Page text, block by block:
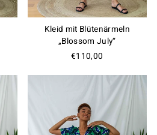
Kleid mit Blütenärmeln
„Blossom July“
€110,00